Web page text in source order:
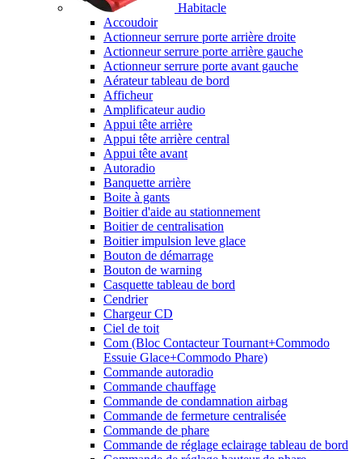
Habitacle
Accoudoir
Actionneur serrure porte arrière droite
Actionneur serrure porte arrière gauche
Actionneur serrure porte avant gauche
Aérateur tableau de bord
Afficheur
Amplificateur audio
Appui tête arrière
Appui tête arrière central
Appui tête avant
Autoradio
Banquette arrière
Boite à gants
Boitier d'aide au stationnement
Boitier de centralisation
Boitier impulsion leve glace
Bouton de démarrage
Bouton de warning
Casquette tableau de bord
Cendrier
Chargeur CD
Ciel de toit
Com (Bloc Contacteur Tournant+Commodo
Essuie Glace+Commodo Phare)
Commande autoradio
Commande chauffage
Commande de condamnation airbag
Commande de fermeture centralisée
Commande de phare
Commande de réglage eclairage tableau de bord